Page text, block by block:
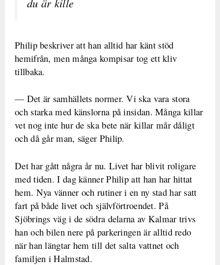
du är kille
Philip beskriver att han alltid har känt stöd
hemifrån, men många kompisar tog ett kliv
tillbaka.
— Det är samhällets normer. Vi ska vara stora
och starka med känslorna på insidan. Många killar
vet nog inte hur de ska bete när killar mår dåligt
och då går man, säger Philip.
Det har gått några år nu. Livet har blivit roligare
med tiden. I dag känner Philip att han har hittat
hem. Nya vänner och rutiner i en ny stad har satt
fart på både livet och självförtroendet. På
Sjöbrings väg i de södra delarna av Kalmar trivs
han och bilen nere på parkeringen är alltid redo
när han längtar hem till det salta vattnet och
familjen i Halmstad.